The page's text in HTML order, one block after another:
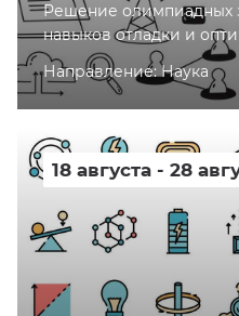
Решение олимпиадных
навыков отладки и
Направление: Наука
18 августа - 28